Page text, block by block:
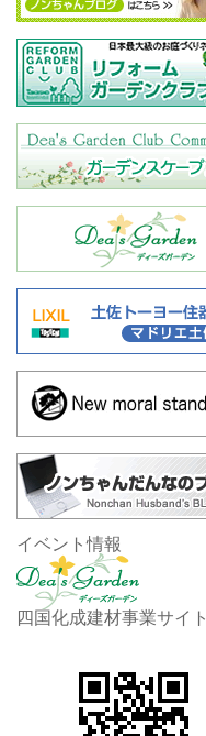
イベント情報
四国化成建材事業サイト